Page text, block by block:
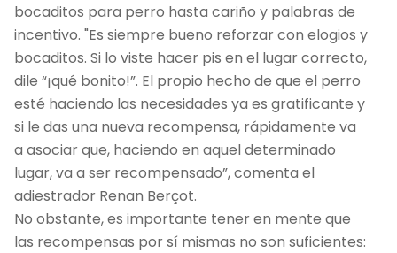
bocaditos para perro hasta cariño y palabras de
incentivo. "Es siempre bueno reforzar con elogios y
bocaditos. Si lo viste hacer pis en el lugar correcto,
dile “¡qué bonito!”. El propio hecho de que el perro
esté haciendo las necesidades ya es gratificante y
si le das una nueva recompensa, rápidamente va
a asociar que, haciendo en aquel determinado
lugar, va a ser recompensado”, comenta el
adiestrador Renan Berçot.
No obstante, es importante tener en mente que
las recompensas por sí mismas no son suficientes: